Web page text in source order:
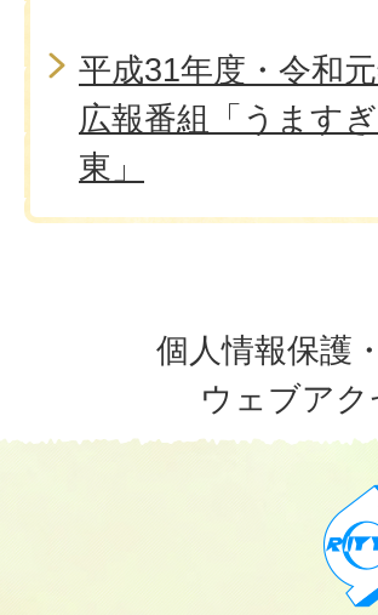
平成31年度・令和
広報番組「うます
東」
個人情報保護
ウェブア